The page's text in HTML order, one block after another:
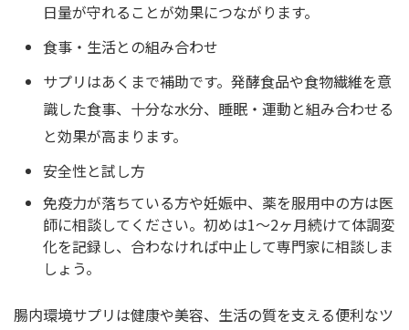
日量が守れることが効果につながります。
食事・生活との組み合わせ
サプリはあくまで補助です。発酵食品や食物繊維を意
識した食事、十分な水分、睡眠・運動と組み合わせる
と効果が高まります。
安全性と試し方
免疫力が落ちている方や妊娠中、薬を服用中の方は医
師に相談してください。初めは1〜2ヶ月続けて体調変
化を記録し、合わなければ中止して専門家に相談しま
しょう。
腸内環境サプリは健康や美容、生活の質を支える便利なツ